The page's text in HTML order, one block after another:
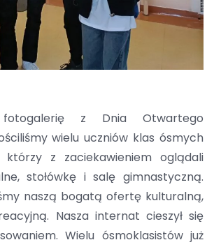
fotogalerię z Dnia Otwartego
wielu uczniów klas ósmych
z zaciekawieniem oglądali
stołówkę i salę gimnastyczną.
naszą bogatą ofertę kulturalną,
Nasza internat cieszył się
Wielu ósmoklasistów już